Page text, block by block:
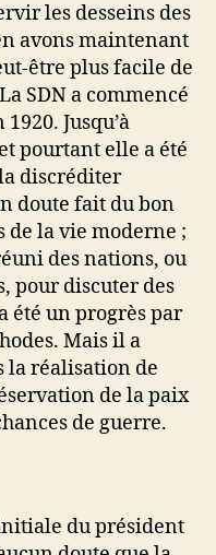
les desseins des
avons maintenant
être plus facile de
SDN a commencé
Jusqu’à
pourtant elle a été
discréditer
doute fait du bon
la vie moderne ;
des nations, ou
pour discuter des
été un progrès par
Mais il a
la réalisation de
de la paix
de guerre.
du président